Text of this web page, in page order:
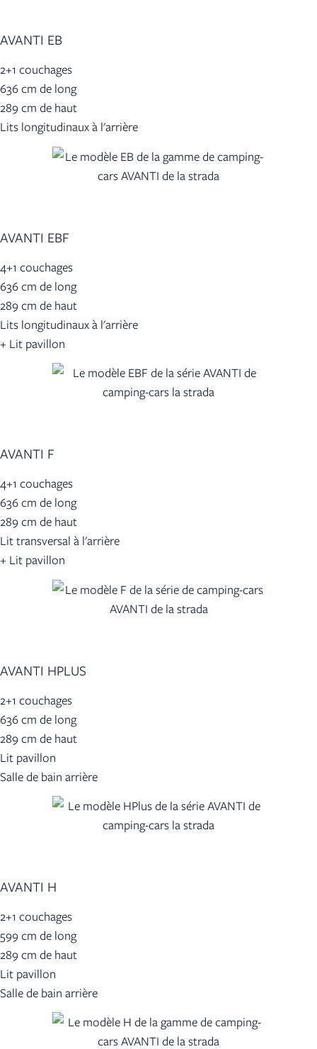
AVANTI EB
2+1 couchages
636 cm de long
289 cm de haut
Lits longitudinaux à l'arrière
AVANTI EBF
4+1 couchages
636 cm de long
289 cm de haut
Lits longitudinaux à l'arrière
+ Lit pavillon
AVANTI F
4+1 couchages
636 cm de long
289 cm de haut
Lit transversal à l'arrière
+ Lit pavillon
AVANTI HPLUS
2+1 couchages
636 cm de long
289 cm de haut
Lit pavillon
Salle de bain arrière
AVANTI H
2+1 couchages
599 cm de long
289 cm de haut
Lit pavillon
Salle de bain arrière